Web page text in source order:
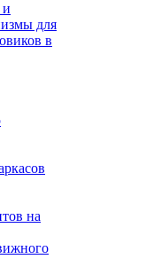
и
для
в
на